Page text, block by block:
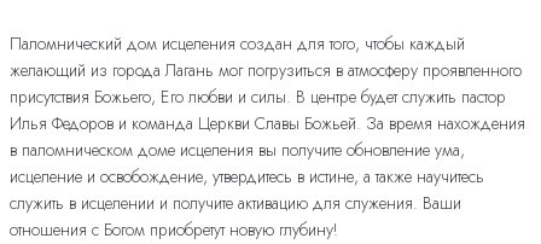
Паломнический дом исцеления создан для того, чтобы каждый
желающий из города Лагань мог погрузиться в атмосферу проявленного
присутствия Божьего, Его любви и силы. В центре будет служить пастор
Илья Федоров и команда Церкви Славы Божьей. За время нахождения
в паломническом доме исцеления вы получите обновление ума,
исцеление и освобождение, утвердитесь в истине, а также научитесь
служить в исцелении и получите активацию для служения. Ваши
отношения с Богом приобретут новую глубину!